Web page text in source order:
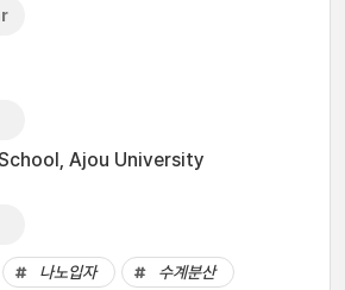
Ajou University
나노입자
수계분산